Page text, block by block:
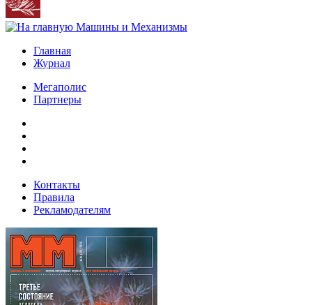
Главная
Журнал
Мегаполис
Партнеры
Контакты
Правила
Рекламодателям